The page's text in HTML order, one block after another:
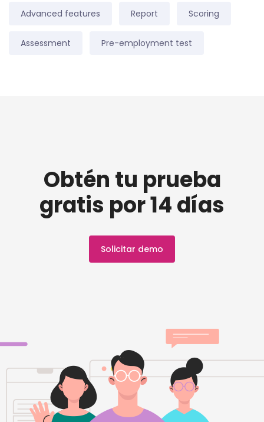
Advanced features Report Scoring
Assessment Pre-employment test
Obtén tu prueba
gratis por 14 días
Solicitar demo